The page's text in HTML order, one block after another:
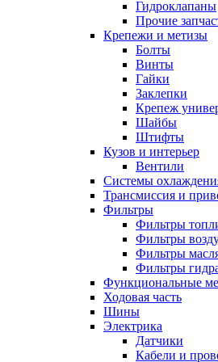
Гидроклапаны
Прочие
Крепежи и метизы
Болты
Винты
Гайки
Заклепки
Крепеж
Шайбы
Штифты
Кузов и интерьер
Вентили
Системы
Трансмиссия и
Фильтры
Фильтры
Фильтры
Фильтры
Фильтры
Функциональные
Ходовая часть
Шины
Электрика
Датчики
Кабели и